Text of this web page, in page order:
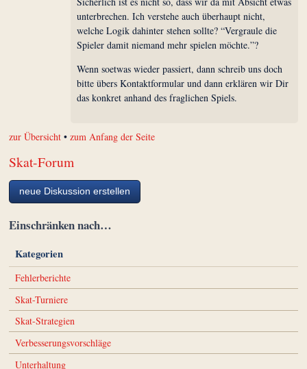
unterbrechen. Ich verstehe auch überhaupt nicht,
welche Logik dahinter stehen sollte? “Vergraule die
Spieler damit niemand mehr spielen möchte.”?
Wenn soetwas wieder passiert, dann schreib uns doch
bitte übers Kontaktformular und dann erklären wir Dir
das konkret anhand des fraglichen Spiels.
zur Übersicht •zum Anfang der Seite
Skat-Forum
neue Diskussion erstellen
Einschränken nach…
Kategorien
Fehlerberichte
Skat-Turniere
Skat-Strategien
Verbesserungsvorschläge
Unterhaltung